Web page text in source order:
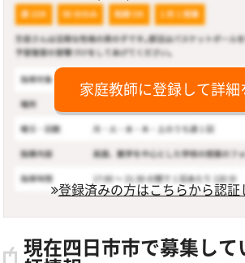
家庭教師に登録して詳細
登録済みの方はこちらから認証
現在四日市市で募集して